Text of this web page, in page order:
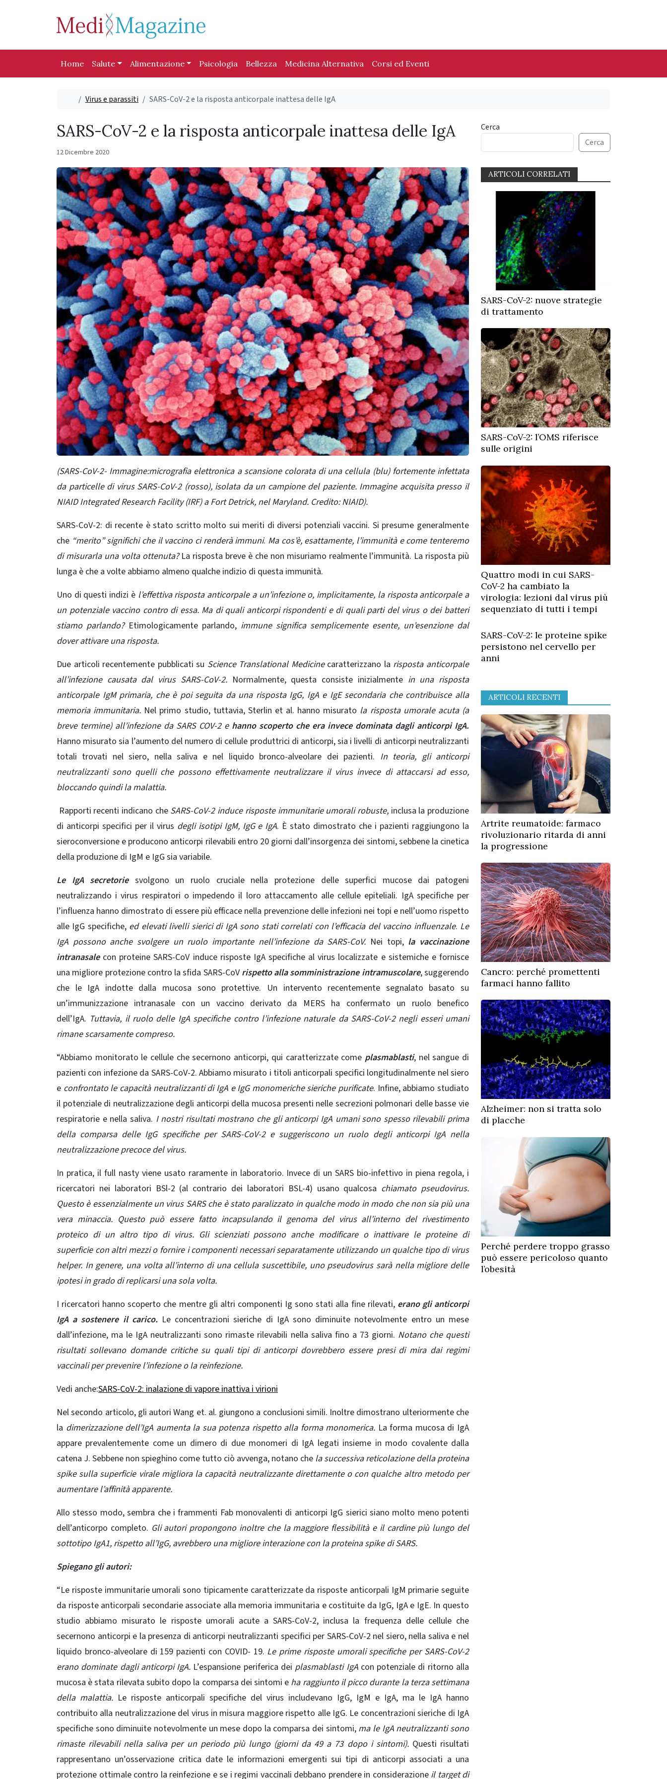
Home Salute Alimentazione Psicologia Bellezza Medicina Alternativa Corsi ed Eventi
Home
Virus e parassiti SARS-CoV-2 e la risposta anticorpale inattesa delle IgA
SARS-CoV-2 e la risposta anticorpale inattesa delle IgA
12 Dicembre 2020
(SARS-CoV-2- Immagine:micrografia elettronica a scansione colorata di una cellula (blu) fortemente infettata
da particelle di virus SARS-CoV-2 (rosso), isolata da un campione del paziente. Immagine acquisita presso il
NIAID Integrated Research Facility (IRF) a Fort Detrick, nel Maryland. Credito: NIAID).
SARS-CoV-2: di recente è stato scritto molto sui meriti di diversi potenziali vaccini. Si presume generalmente
che “merito” significhi che il vaccino ci renderà immuni. Ma cos’è, esattamente, l’immunità e come tenteremo
di misurarla una volta ottenuta? La risposta breve è che non misuriamo realmente l’immunità. La risposta più
lunga è che a volte abbiamo almeno qualche indizio di questa immunità.
Uno di questi indizi èl’effettiva risposta anticorpale a un’infezione o, implicitamente, la risposta anticorpale a
un potenziale vaccino contro di essa. Ma di quali anticorpi rispondenti e di quali parti del virus o dei batteri
stiamo parlando? Etimologicamente parlando, immune significa semplicemente esente, un’esenzione dal
dover attivare una risposta.
Due articoli recentemente pubblicati su Science Translational Medicinecaratterizzano la risposta anticorpale
all’infezione causata dal virus SARS-CoV-2.Normalmente, questa consiste inizialmentein una risposta
anticorpale IgM primaria, che è poi seguita da una risposta IgG, IgA e IgE secondaria che contribuisce alla
memoria immunitaria. Nel primo studio, tuttavia, Sterlin et al. hanno misurato la risposta umorale acuta (a
breve termine) all’infezione da SARS COV-2 ehanno scoperto che era invece dominata dagli anticorpi IgA.
Hanno misurato sia l’aumento del numero di cellule produttrici di anticorpi, sia i livelli di anticorpi neutralizzanti
totali trovati nel siero, nella saliva e nel liquido bronco-alveolare dei pazienti. In teoria, gli anticorpi
neutralizzanti sono quelli che possono effettivamente neutralizzare il virus invece di attaccarsi ad esso,
bloccando quindi la malattia.
Rapporti recenti indicano che SARS-CoV-2 induce risposte immunitarie umorali robuste,inclusa la produzione
di anticorpi specifici per il virus degli isotipi IgM, IgG e IgA. È stato dimostrato che i pazienti raggiungono la
sieroconversione e producono anticorpi rilevabili entro 20 giorni dall’insorgenza dei sintomi, sebbene la cinetica
della produzione di IgM e IgG sia variabile.
Le IgA secretoriesvolgono un ruolo cruciale nella protezione delle superfici mucose dai patogeni
neutralizzando i virus respiratori o impedendo il loro attaccamento alle cellule epiteliali. IgA specifiche per
l’influenza hanno dimostrato di essere più efficace nella prevenzione delle infezioni nei topi e nell’uomo rispetto
alle IgG specifiche, ed elevati livelli sierici di IgA sono stati correlati con l’efficacia del vaccino influenzale. Le
IgA possono anche svolgere un ruolo importante nell’infezione da SARS-CoV. Nei topi, la vaccinazione
intranasalecon proteine ​​SARS-CoV induce risposte IgA specifiche al virus localizzate e sistemiche e fornisce
una migliore protezione contro la sfida SARS-CoVrispetto alla somministrazione intramuscolare, suggerendo
che le IgA indotte dalla mucosa sono protettive. Un intervento recentemente segnalato basato su
un’immunizzazione intranasale con un vaccino derivato da MERS ha confermato un ruolo benefico
dell’IgA. Tuttavia, il ruolo delle IgA specifiche contro l’infezione naturale da SARS-CoV-2 negli esseri umani
rimane scarsamente compreso.
“Abbiamo monitorato le cellule che secernono anticorpi, qui caratterizzate come plasmablasti, nel sangue di
pazienti con infezione da SARS-CoV-2. Abbiamo misurato i titoli anticorpali specifici longitudinalmente nel siero
e confrontato le capacità neutralizzanti di IgA e IgG monomeriche sieriche purificate. Infine, abbiamo studiato
il potenziale di neutralizzazione degli anticorpi della mucosa presenti nelle secrezioni polmonari delle basse vie
respiratorie e nella saliva. I nostri risultati mostrano che gli anticorpi IgA umani sono spesso rilevabili prima
della comparsa delle IgG specifiche per SARS-CoV-2 e suggeriscono un ruolo degli anticorpi IgA nella
neutralizzazione precoce del virus.
In pratica, il full nasty viene usato raramente in laboratorio. Invece di un SARS bio-infettivo in piena regola, i
ricercatori nei laboratori BSl-2 (al contrario dei laboratori BSL-4) usano qualcosa chiamato pseudovirus.
Questo è essenzialmente un virus SARS che è stato paralizzato in qualche modo in modo che non sia più una
vera minaccia. Questo può essere fatto incapsulando il genoma del virus all’interno del rivestimento
proteicodi un altro tipo di virus. Gli scienziati possono anche modificare o inattivare le proteine ​​di
superficiecon altri mezzi o fornire i componenti necessari separatamente utilizzando un qualche tipo di virus
helper. In genere, una volta all’interno di una cellula suscettibile, uno pseudovirus sarà nella migliore delle
ipotesi in grado di replicarsi una sola volta.
I ricercatori hanno scoperto che mentre gli altri componenti Ig sono stati alla fine rilevati, erano gli anticorpi
IgA a sostenere il carico.Le concentrazioni sieriche di IgA sono diminuite notevolmente entro un mese
dall’infezione, ma le IgA neutralizzanti sono rimaste rilevabili nella saliva fino a 73 giorni. Notano che questi
risultati sollevano domande critiche su quali tipi di anticorpi dovrebbero essere presi di mira dai regimi
vaccinali per prevenire l’infezione o la reinfezione.
Vedi anche:SARS-CoV-2: inalazione di vapore inattiva i virioni
Nel secondo articolo, gli autori Wang et. al. giungono a conclusioni simili. Inoltre dimostrano ulteriormente che
la dimerizzazione dell’IgA aumenta la sua potenza rispetto alla forma monomerica. La forma mucosa di IgA
appare prevalentemente come un dimero di due monomeri di IgA legati insieme in modo covalente dalla
catena J. Sebbene non spieghino come tutto ciò avvenga, notano che la successiva reticolazione della proteina
spike sulla superficie virale migliora la capacità neutralizzante direttamente o con qualche altro metodo per
aumentare l’affinità apparente.
Allo stesso modo, sembra che i frammenti Fab monovalenti di anticorpi IgG sierici siano molto meno potenti
dell’anticorpo completo. Gli autori propongono inoltre che la maggiore flessibilità e il cardine più lungo del
sottotipo IgA1, rispetto all’IgG, avrebbero una migliore interazione con la proteina spike di SARS.
Spiegano gli autori:
“Le risposte immunitarie umorali sono tipicamente caratterizzate da risposte anticorpali IgM primarie seguite
da risposte anticorpali secondarie associate alla memoria immunitaria e costituite da IgG, IgA e IgE. In questo
studio abbiamo misurato le risposte umorali acute a SARS-CoV-2, inclusa la frequenza delle cellule che
secernono anticorpi e la presenza di anticorpi neutralizzanti specifici per SARS-CoV-2 nel siero, nella saliva e nel
liquido bronco-alveolare di 159 pazienti con COVID- 19. Le prime risposte umorali specifiche per SARS-CoV-2
erano dominate dagli anticorpi IgA. L’espansione periferica dei plasmablasti IgAcon potenziale di ritorno alla
mucosa è stata rilevata subito dopo la comparsa dei sintomi e ha raggiunto il picco durante la terza settimana
della malattia. Le risposte anticorpali specifiche del virus includevano IgG, IgM e IgA, ma le IgA hanno
contribuito alla neutralizzazione del virus in misura maggiore rispetto alle IgG. Le concentrazioni sieriche di IgA
specifiche sono diminuite notevolmente un mese dopo la comparsa dei sintomi, ma le IgA neutralizzanti sono
rimaste rilevabili nella saliva per un periodo più lungo (giorni da 49 a 73 dopo i sintomi).Questi risultati
rappresentano un’osservazione critica date le informazioni emergenti sui tipi di anticorpi associati a una
protezione ottimale contro la reinfezione e se i regimi vaccinali debbano prendere in considerazioneil target di
Cerca
Cerca
ARTICOLI CORRELATI
SARS-CoV-2: nuove strategie
di trattamento
SARS-CoV-2: l’OMS riferisce
sulle origini
Quattro modi in cui SARS-
CoV-2 ha cambiato la
virologia: lezioni dal virus più
sequenziato di tutti i tempi
SARS-CoV-2: le proteine ​​spike
persistono nel cervello per
anni
ARTICOLI RECENTI
Artrite reumatoide: farmaco
rivoluzionario ritarda di anni
la progressione
Cancro: perché promettenti
farmaci hanno fallito
Alzheimer: non si tratta solo
di placche
Perché perdere troppo grasso
può essere pericoloso quanto
l’obesità